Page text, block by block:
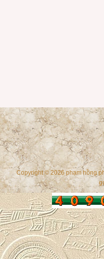
Copyright © 2026 phạm hồng